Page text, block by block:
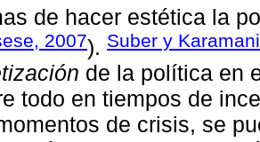
de hacer estética la
2007). Suber y
de la política en
todo en tiempos de
de crisis, se